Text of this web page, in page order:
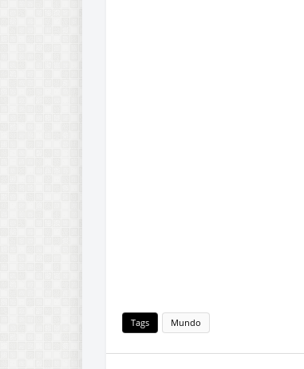
Tags Mundo